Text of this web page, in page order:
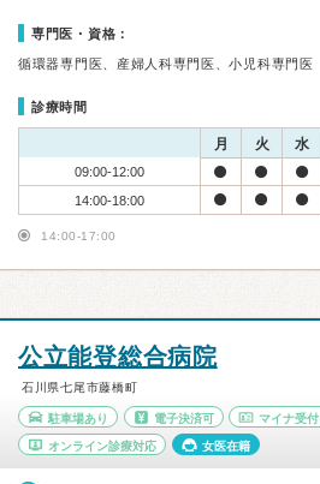
専門医・資格：
循環器専門医、産婦人科専門医、小児科専門医
診療時間
月 火 水
09:00-12:00
14:00-18:00
14:00-17:00
公立能登総合病院
石川県七尾市藤橋町
駐車場あり 電子決済可 マイナ受付
オンライン診療対応 女医在籍